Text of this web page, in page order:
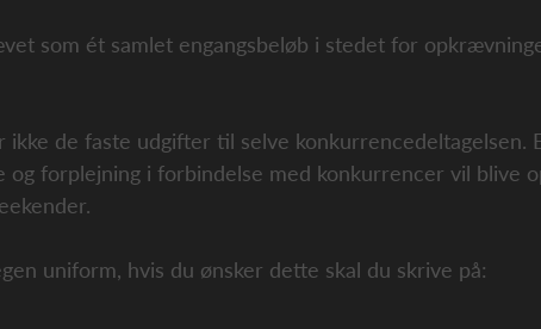
som ét samlet engangsbeløb i stedet for
de faste udgifter til selve konkurrencedeltagelsen.
og forplejning i forbindelse med konkurrencer vil blive
uniform, hvis du ønsker dette skal du skrive på: